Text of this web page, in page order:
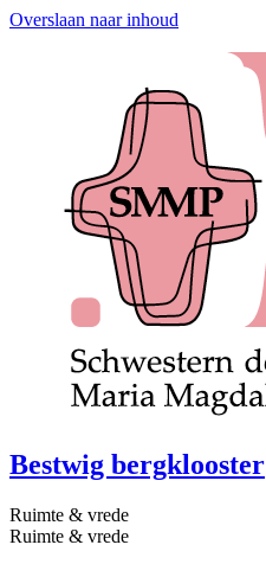
Overslaan naar inhoud
Bestwig bergklooster
Ruimte & vrede
Ruimte & vrede